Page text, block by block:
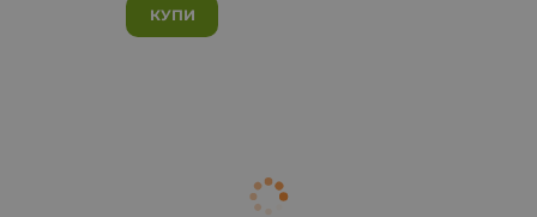
КУПИ